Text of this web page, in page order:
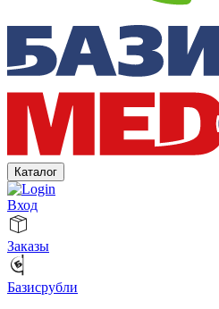
Каталог
Вход
Заказы
Базисрубли